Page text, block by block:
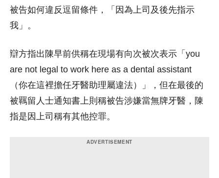
被告如何違反逗留條件，「因為上司及後先指示
我」。
辯方指出陳早前供稱在現場有向次被次表示「you
are not legal to work here as a dental assistant
（你在這裡擔任牙醫助理屬違法）」，但在最後的
被羈留人士通知書上則稱被告涉嫌當無牌牙醫，陳
指是因上司稱有其他控罪。